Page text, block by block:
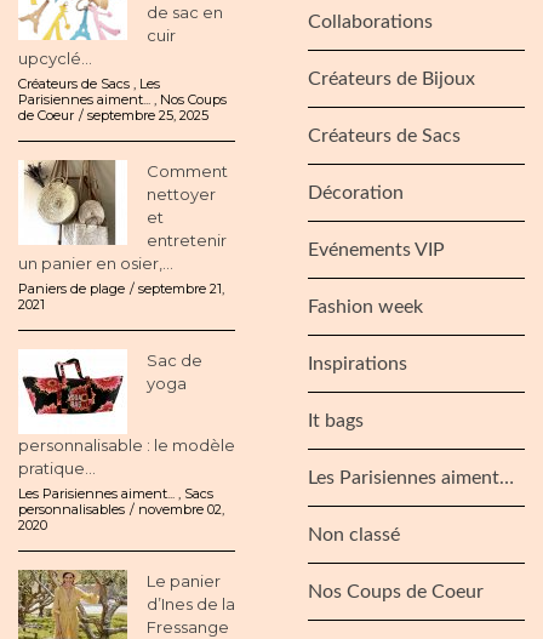
de sac en
cuir
upcyclé...
Créateurs de Sacs
Les
Parisiennes aiment...
Nos Coups
de Coeur
septembre 25, 2025
Comment
nettoyer
et
entretenir
un panier en osier,...
Paniers de plage
septembre 21,
2021
Sac de
yoga
personnalisable : le modèle
pratique...
Les Parisiennes aiment...
Sacs
personnalisables
novembre 02,
2020
Le panier
d’Ines de la
Fressange
Collaborations
Créateurs de Bijoux
Créateurs de Sacs
Décoration
Evénements VIP
Fashion week
Inspirations
It bags
Les Parisiennes aiment…
Non classé
Nos Coups de Coeur